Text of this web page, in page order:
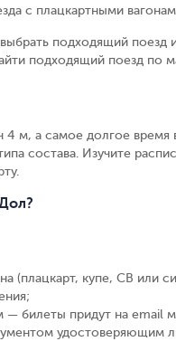
с плацкартными
подходящий поезд
подходящий поезд по
4 м, а самое долгое время
состава. Изучите
(плацкарт, купе, СВ или
;
билеты придут на email
удостоверяющим